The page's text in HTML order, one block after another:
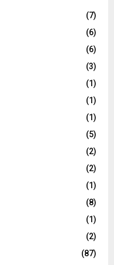
(7)
(6)
(6)
(3)
(1)
(1)
(1)
(5)
(2)
(2)
(1)
(8)
(1)
(2)
(87)